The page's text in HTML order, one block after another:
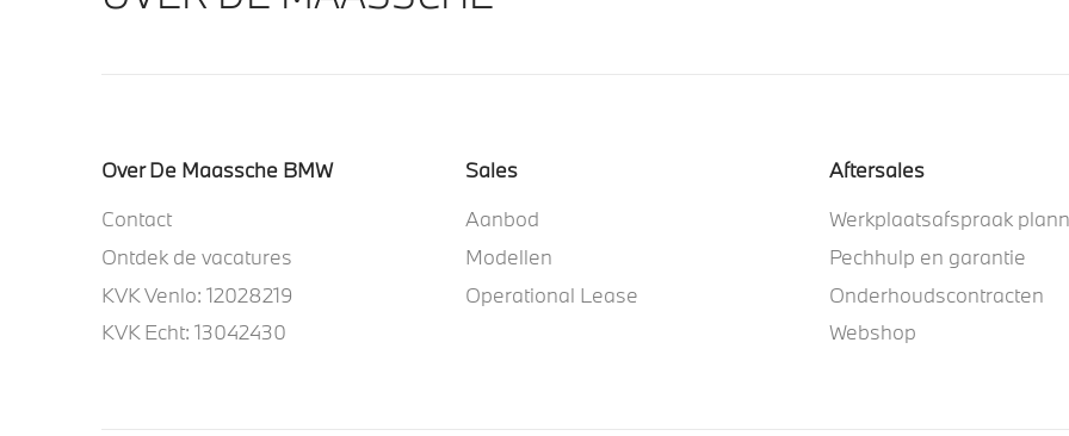
Over De Maassche BMW
Contact
Ontdek de vacatures
KVK Venlo: 12028219
KVK Echt: 13042430
Sales
Aanbod
Modellen
Operational Lease
Aftersales
Werkplaatsafspraak
Pechhulp en garantie
Onderhoudscontracten
Webshop